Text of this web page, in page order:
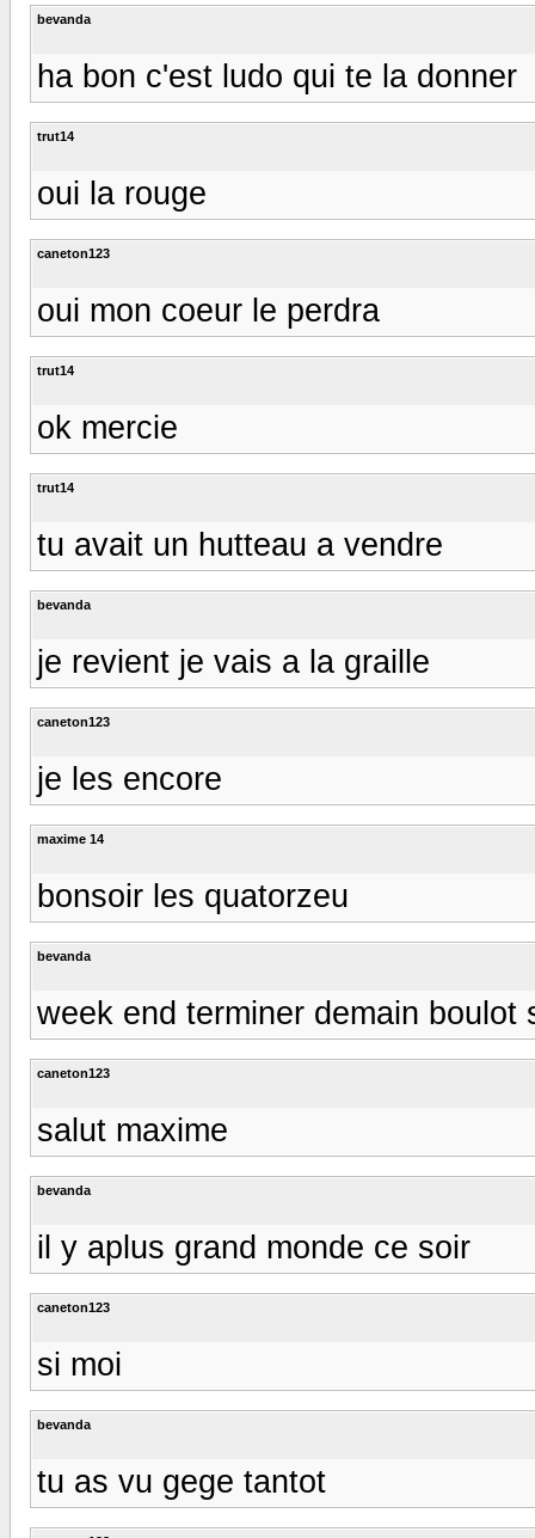
bevanda
ha bon c'est ludo qui te la donner
trut14
oui la rouge
caneton123
oui mon coeur le perdra
trut14
ok mercie
trut14
tu avait un hutteau a vendre
bevanda
je revient je vais a la graille
caneton123
je les encore
maxime 14
bonsoir les quatorzeu
bevanda
week end terminer demain boulot
caneton123
salut maxime
bevanda
il y aplus grand monde ce soir
caneton123
si moi
bevanda
tu as vu gege tantot